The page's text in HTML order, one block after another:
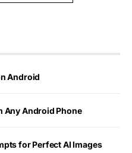
Android
Any Android Phone
for Perfect AI Images